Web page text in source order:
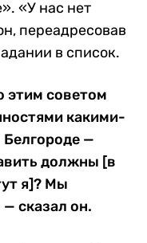
«У нас нет
переадресовав
в список.
этим советом
какими-
Белгороде —
должны [в
я]? Мы
сказал он.